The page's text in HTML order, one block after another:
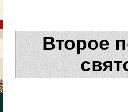
Второе